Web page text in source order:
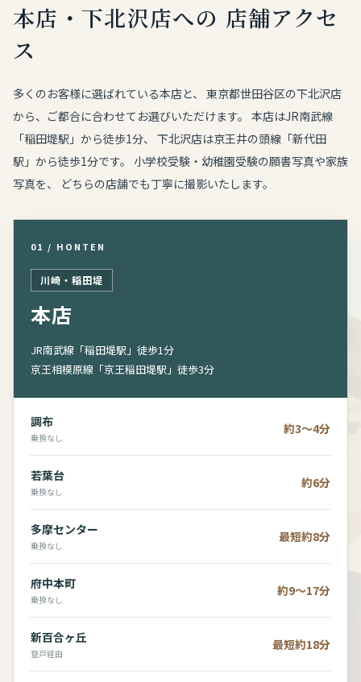
本店・下北沢店への 店舗アクセ
ス
多くのお客様に選ばれている本店と、 東京都世田谷区の下北沢店
から、ご都合に合わせてお選びいただけます。 本店はJR南武線
「稲田堤駅」から徒歩1分、 下北沢店は京王井の頭線「新代田
駅」から徒歩1分です。 小学校受験・幼稚園受験の願書写真や家族
写真を、 どちらの店舗でも丁寧に撮影いたします。
01 / HONTEN
川崎・稲田堤
本店
JR南武線「稲田堤駅」徒歩1分
京王相模原線「京王稲田堤駅」徒歩3分
調布
乗換なし
約3～4分
若葉台
乗換なし
約6分
多摩センター
乗換なし
最短約8分
府中本町
乗換なし
約9～17分
新百合ヶ丘
登戸経由
最短約18分